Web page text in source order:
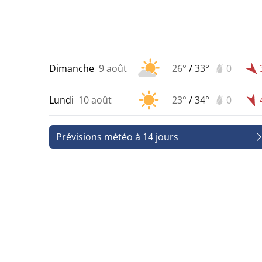
Dimanche 9 août 26° /33° 0
Lundi 10 août 23° /34° 0
Prévisions météo à 14 jours